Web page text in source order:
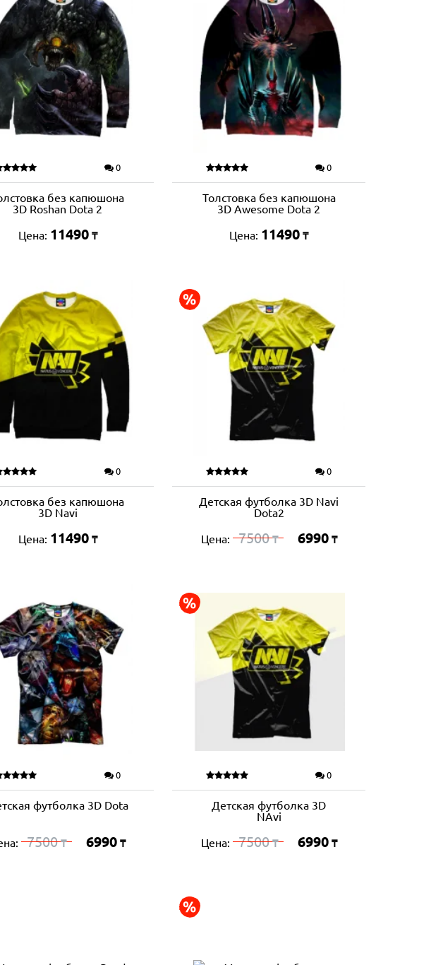
0
без капюшона
3D Roshan Dota 2
Цена: 11490 ₸
0
Толстовка без капюшона
3D Awesome Dota 2
Цена: 11490 ₸
0
без капюшона
3D Navi
Цена: 11490 ₸
0
Детская футболка 3D Navi
Dota2
Цена: 7500₸ 6990 ₸
0
футболка 3D Dota
7500₸ 6990 ₸
0
Детская футболка 3D
NAvi
Цена: 7500₸ 6990 ₸